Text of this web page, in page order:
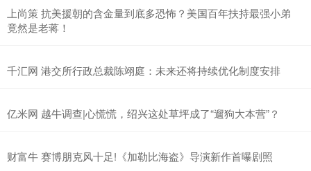
上尚策 抗美援朝的含金量到底多恐怖？美国百年扶持最强小弟
竟然是老蒋！
千汇网 港交所行政总裁陈翊庭：未来还将持续优化制度安排
亿米网 越牛调查|心慌慌，绍兴这处草坪成了“遛狗大本营”？
财富牛 赛博朋克风十足!《加勒比海盗》导演新作首曝剧照